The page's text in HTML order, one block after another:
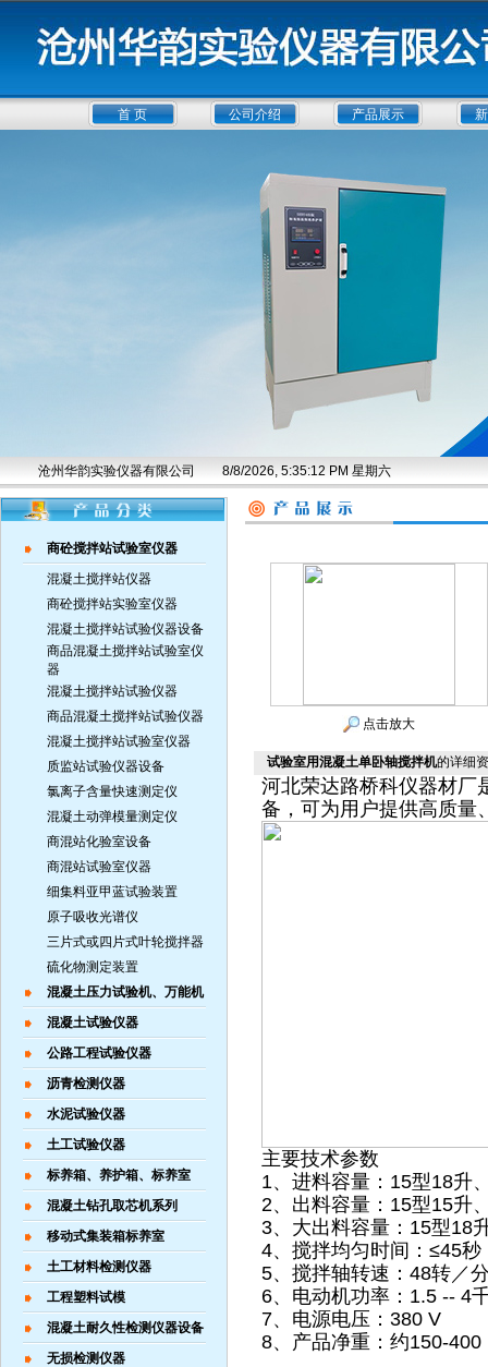
首 页 公司介绍 产品展示
沧州华韵实验仪器有限公司 8/8/2026, 5:35:12 PM 星期六
商砼搅拌站试验室仪器
混凝土搅拌站仪器
商砼搅拌站实验室仪器
混凝土搅拌站试验仪器设备
商品混凝土搅拌站试验室仪
器
混凝土搅拌站试验仪器
商品混凝土搅拌站试验仪器
混凝土搅拌站试验室仪器
质监站试验仪器设备
氯离子含量快速测定仪
混凝土动弹模量测定仪
商混站化验室设备
商混站试验室仪器
细集料亚甲蓝试验装置
原子吸收光谱仪
三片式或四片式叶轮搅拌器
硫化物测定装置
混凝土压力试验机、万能机
混凝土试验仪器
公路工程试验仪器
沥青检测仪器
水泥试验仪器
土工试验仪器
标养箱、养护箱、标养室
混凝土钻孔取芯机系列
移动式集装箱标养室
土工材料检测仪器
工程塑料试模
混凝土耐久性检测仪器设备
无损检测仪器
点击放大
试验室用混凝土单卧轴搅拌机的详细
河北荣达路桥科仪器材厂
备，可为用户提供高质量
主要技术参数
1、进料容量：15型18升
2、出料容量：15型15升
3、大出料容量：15型18
4、搅拌均匀时间：≤45秒
5、搅拌轴转速：48转／
6、电动机功率：1.5 -- 4
7、电源电压：380 V
8、产品净重：约150-400